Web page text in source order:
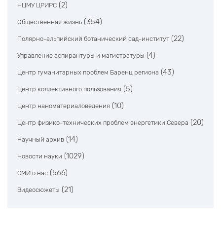
НЦМУ ЦРИРС (2)
Общественная жизнь (354)
Полярно-альпийский ботанический сад-институт (22)
Управление аспирантуры и магистратуры (4)
Центр гуманитарных проблем Баренц региона (43)
Центр коллективного пользования (5)
Центр наноматериаловедения (10)
Центр физико-технических проблем энергетики Севера (20)
Научный архив (14)
Новости науки (1029)
СМИ о нас (566)
Видеосюжеты (21)